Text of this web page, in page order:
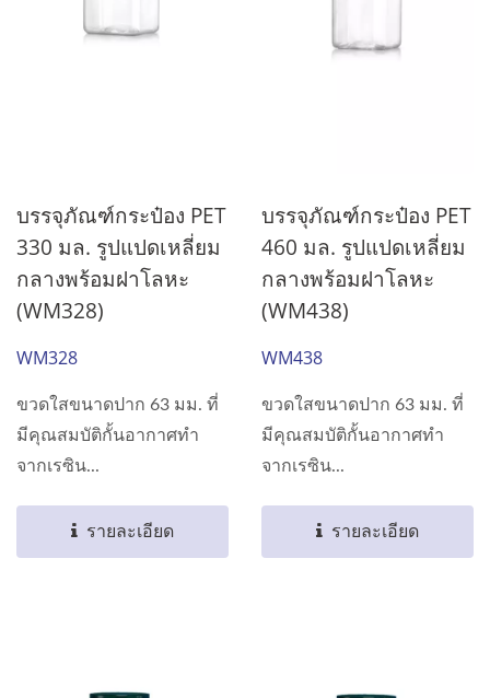
บรรจุภัณฑ์กระป๋อง PET
330 มล. รูปแปดเหลี่ยม
กลางพร้อมฝาโลหะ
(WM328)
WM328
ขวดใสขนาดปาก 63 มม. ที่
มีคุณสมบัติกั้นอากาศทำ
จากเรซิน...
รายละเอียด
บรรจุภัณฑ์กระป๋อง PET
460 มล. รูปแปดเหลี่ยม
กลางพร้อมฝาโลหะ
(WM438)
WM438
ขวดใสขนาดปาก 63 มม. ที่
มีคุณสมบัติกั้นอากาศทำ
จากเรซิน...
รายละเอียด